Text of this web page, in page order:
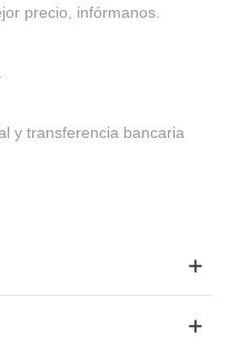
precio, infórmanos.
y transferencia bancaria